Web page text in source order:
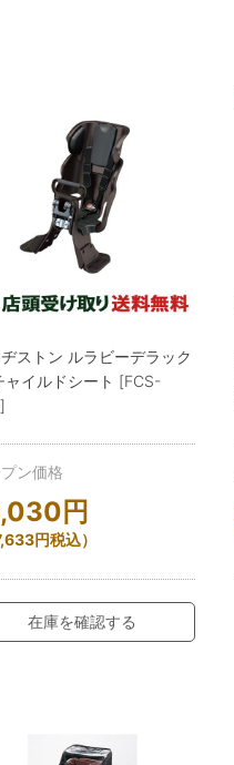
ストン ルラビーデラック
ャイルドシート [FCS-
ン価格
円
円税込）
在庫を確認する